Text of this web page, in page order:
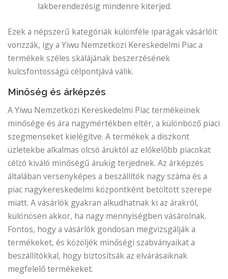
lakberendezésig mindenre kiterjed.
Ezek a népszerű kategóriák különféle iparágak vásárlóit
vonzzák, így a Yiwu Nemzetközi Kereskedelmi Piac a
termékek széles skálájának beszerzésének
kulcsfontosságú célpontjává válik.
Minőség és árképzés
A Yiwu Nemzetközi Kereskedelmi Piac termékeinek
minősége és ára nagymértékben eltér, a különböző piaci
szegmenseket kielégítve. A termékek a diszkont
üzletekbe alkalmas olcsó áruktól az előkelőbb piacokat
célzó kiváló minőségű árukig terjednek. Az árképzés
általában versenyképes a beszállítók nagy száma és a
piac nagykereskedelmi központként betöltött szerepe
miatt. A vásárlók gyakran alkudhatnak ki az árakról,
különösen akkor, ha nagy mennyiségben vásárolnak.
Fontos, hogy a vásárlók gondosan megvizsgálják a
termékeket, és közöljék minőségi szabványaikat a
beszállítókkal, hogy biztosítsák az elvárásaiknak
megfelelő termékeket.